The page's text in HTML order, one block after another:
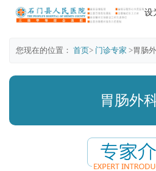
设
您现在的位置： 首页> 门诊专家 >胃肠
胃肠外